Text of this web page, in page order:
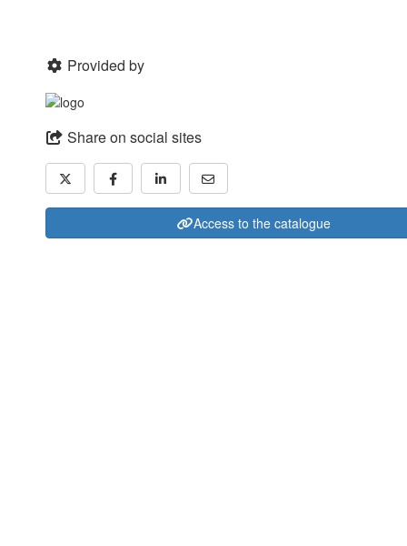
Provided by
Share on social sites
Access to the catalogue